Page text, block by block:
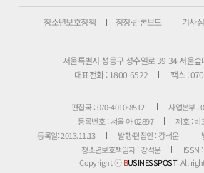
청소년보호정책 정정·반론보도 기사
서울특별시 성동구 성수일로 39-34 서울
대표전화 : 1800-6522
팩스 :
편집국 : 070-4010-8512
사업본부 :
등록번호 : 서울 아 02897
제호 : 비
등록일: 2013.11.13
발행·편집인 : 강석운
청소년보호책임자 : 강석운
ISSN
Copyright ⓒBUSINESSPOST. All